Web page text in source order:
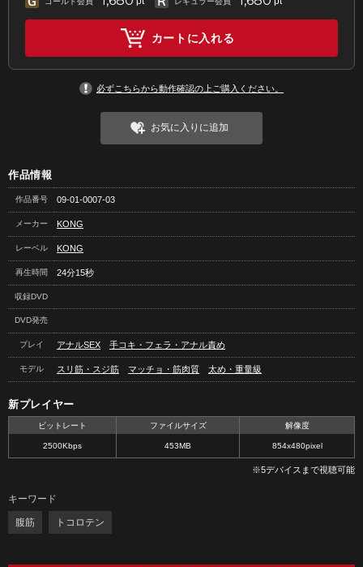
カートに入れる
必ずこちらから動作確認の上ご購入ください。
お気に入りに追加
作品情報
作品番号 09-01-0007-03
メーカー KONG
レーベル KONG
再生時間 24分15秒
収録DVD
DVD発売
プレイ アナルSEX 手コキ・フェラ・アナル責め
モデル スリ筋・スジ筋 マッチョ・筋肉質 太め・重量級
新プレイヤー
ビットレート ファイルサイズ 解像度
2500Kbps 453MB 854x480pixel
※5デバイスまで視聴可能
キーワード
腹筋 トコロテン